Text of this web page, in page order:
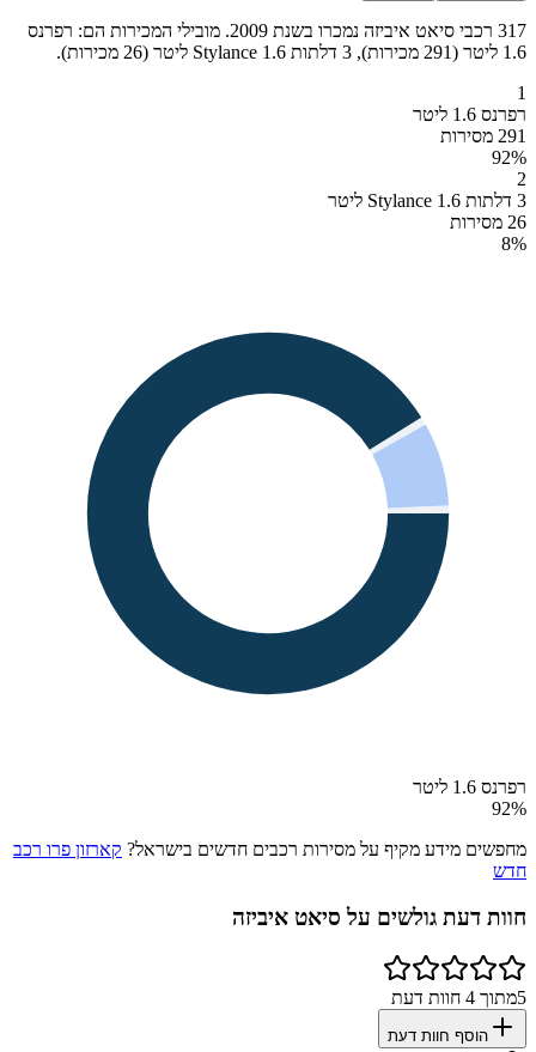
317 רכבי סיאט איביזה נמכרו בשנת 2009. מובילי המכירות הם: רפרנס
1.6 ליטר (291 מכירות), 3 דלתות Stylance 1.6 ליטר (26 מכירות).
1
רפרנס 1.6 ליטר
291 מסירות
92%
2
3 דלתות Stylance 1.6 ליטר
26 מסירות
8%
רפרנס 1.6 ליטר
92%
מחפשים מידע מקיף על מסירות רכבים חדשים בישראל? קארזון פרו רכב
חדש
חוות דעת גולשים על סיאט איביזה
5מתוך 4 חוות דעת
הוסף חוות דעת